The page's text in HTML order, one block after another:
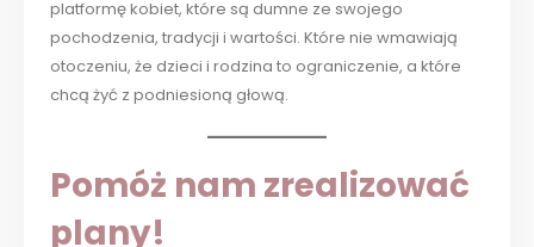
platformę kobiet, które są dumne ze swojego
pochodzenia, tradycji i wartości. Które nie wmawiają
otoczeniu, że dzieci i rodzina to ograniczenie, a które
chcą żyć z podniesioną głową.
Pomóż nam zrealizować
plany!